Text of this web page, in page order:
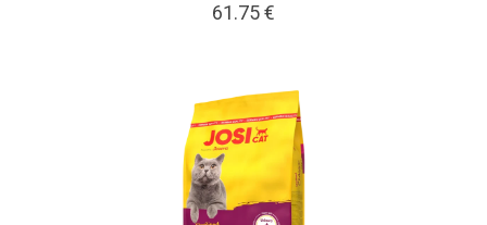
61.75€